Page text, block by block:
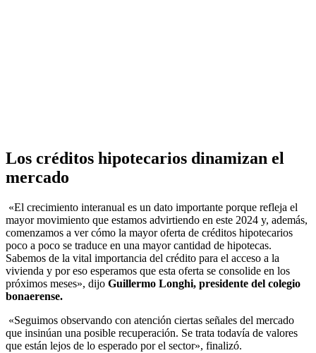
Los créditos hipotecarios dinamizan el
mercado
«El crecimiento interanual es un dato importante porque refleja el
mayor movimiento que estamos advirtiendo en este 2024 y, además,
comenzamos a ver cómo la mayor oferta de créditos hipotecarios
poco a poco se traduce en una mayor cantidad de hipotecas.
Sabemos de la vital importancia del crédito para el acceso a la
vivienda y por eso esperamos que esta oferta se consolide en los
próximos meses», dijo Guillermo Longhi, presidente del colegio
bonaerense.
«Seguimos observando con atención ciertas señales del mercado
que insinúan una posible recuperación. Se trata todavía de valores
que están lejos de lo esperado por el sector», finalizó.